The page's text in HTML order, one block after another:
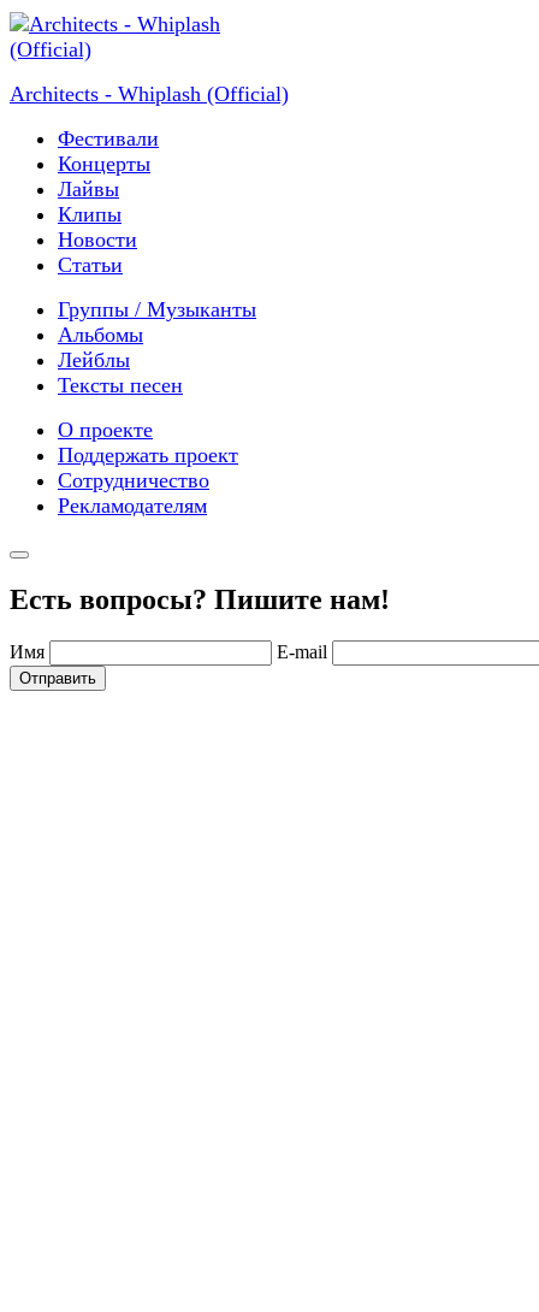
Architects - Whiplash (Official)
Фестивали
Концерты
Лайвы
Клипы
Новости
Статьи
Группы / Музыканты
Альбомы
Лейблы
Тексты песен
О проекте
Поддержать проект
Сотрудничество
Рекламодателям
Есть вопросы? Пишите нам!
Имя E-mail